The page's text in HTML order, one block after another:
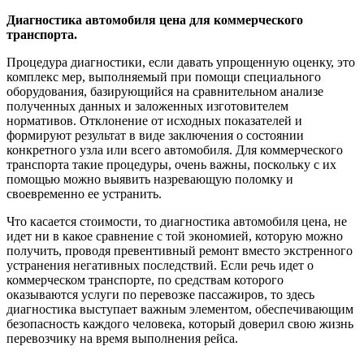
Диагностика автомобиля цена для коммерческого
транспорта.
Процедура диагностики, если давать упрощенную оценку, это
комплекс мер, выполняемый при помощи специального
оборудования, базирующийся на сравнительном анализе
полученных данных и заложенных изготовителем
нормативов. Отклонение от исходных показателей и
формируют результат в виде заключения о состоянии
конкретного узла или всего автомобиля. Для коммерческого
транспорта такие процедуры, очень важны, поскольку с их
помощью можно выявить назревающую поломку и
своевременно ее устранить.
Что касается стоимости, то диагностика автомобиля цена, не
идет ни в какое сравнение с той экономией, которую можно
получить, проводя превентивный ремонт вместо экстренного
устранения негативных последствий. Если речь идет о
коммерческом транспорте, по средствам которого
оказываются услуги по перевозке пассажиров, то здесь
диагностика выступает важным элементом, обеспечивающим
безопасность каждого человека, который доверил свою жизнь
перевозчику на время выполнения рейса.